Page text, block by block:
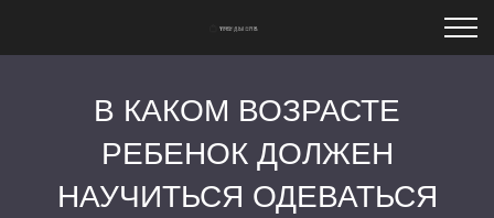
В КАКОМ ВОЗРАСТЕ
РЕБЕНОК ДОЛЖЕН
НАУЧИТЬСЯ ОДЕВАТЬСЯ